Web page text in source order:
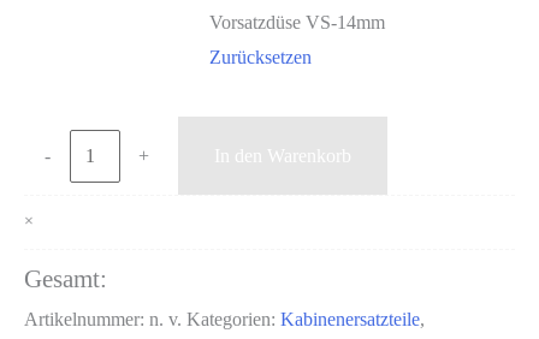
Vorsatzdüse VS-14mm
Zurücksetzen
-
Vorsatzdüse
Borcarbid
VS
Stahlmantel
Menge
+ In den Warenkorb
×
Gesamt:
Artikelnummer: n. v. Kategorien: Kabinenersatzteile,